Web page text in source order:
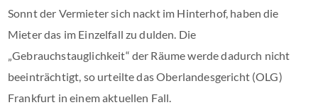
Sonnt der Vermieter sich nackt im Hinterhof, haben die
Mieter das im Einzelfall zu dulden. Die
„Gebrauchstauglichkeit“ der Räume werde dadurch nicht
beeinträchtigt, so urteilte das Oberlandesgericht (OLG)
Frankfurt in einem aktuellen Fall.